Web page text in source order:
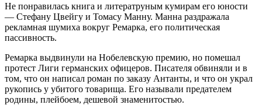
Не понравилась книга и литератруным кумирам его юности
— Стефану Цвейгу и Томасу Манну. Манна раздражала
рекламная шумиха вокруг Ремарка, его политическая
пассивность.
Ремарка выдвинули на Нобелевскую премию, но помешал
протест Лиги германских офицеров. Писателя обвиняли и в
том, что он написал роман по заказу Антанты, и что он украл
рукопись у убитого товарища. Его называли предателем
родины, плейбоем, дешевой знаменитостью.